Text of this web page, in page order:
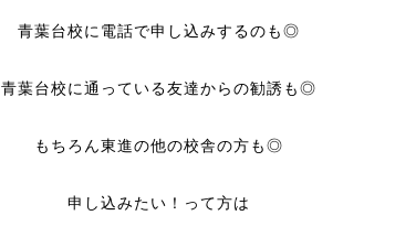
青葉台校に電話で申し込みするのも◎
青葉台校に通っている友達からの勧誘も◎
もちろん東進の他の校舎の方も◎
申し込みたい！って方は